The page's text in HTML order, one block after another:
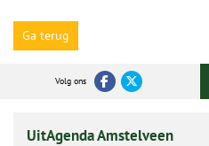
Ga terug
Volg ons
UitAgenda Amstelveen